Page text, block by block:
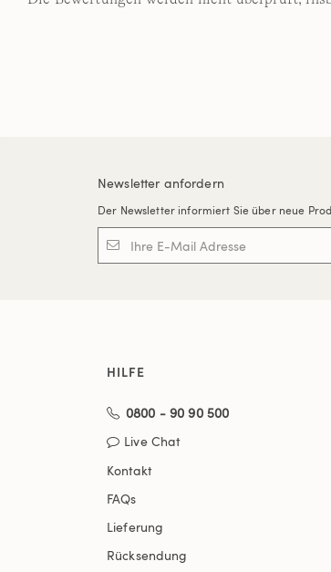
Newsletter anfordern
Der Newsletter informiert Sie über neue
HILFE
0800 - 90 90 500
Live Chat
Kontakt
FAQs
Lieferung
Rücksendung